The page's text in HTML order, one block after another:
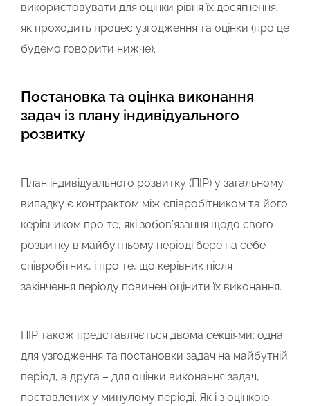
використовувати для оцінки рівня їх досягнення,
як проходить процес узгодження та оцінки (про це
будемо говорити нижче).
Постановка та оцінка виконання
задач із плану індивідуального
розвитку
План індивідуального розвитку (ПІР) у загальному
випадку є контрактом між співробітником та його
керівником про те, які зобов’язання щодо свого
розвитку в майбутньому періоді бере на себе
співробітник, і про те, що керівник після
закінчення періоду повинен оцінити їх виконання.
ПІР також представляється двома секціями: одна
для узгодження та постановки задач на майбутній
період, а друга – для оцінки виконання задач,
поставлених у минулому періоді. Як і з оцінкою